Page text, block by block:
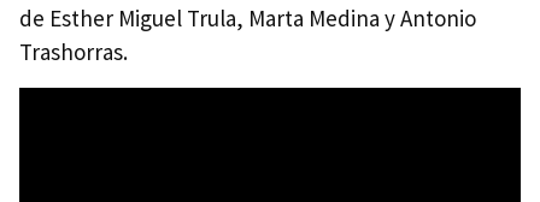
de Esther Miguel Trula, Marta Medina y Antonio
Trashorras.